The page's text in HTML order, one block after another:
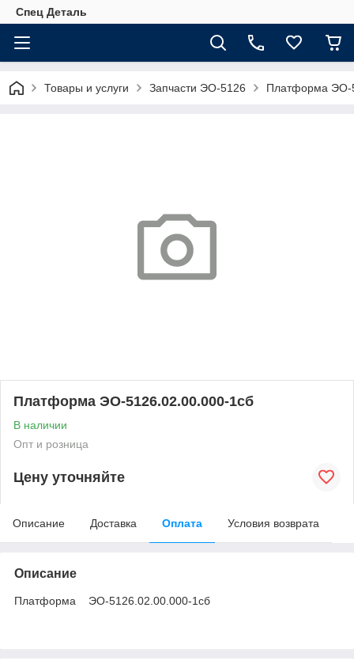
Спец Деталь
Товары и услуги Запчасти ЭО-5126 Платформа ЭО-
Платформа ЭО-5126.02.00.000-1сб
В наличии
Опт и розница
Цену уточняйте
Описание Доставка Оплата Условия возврата
Описание
Платформа ЭО-5126.02.00.000-1сб